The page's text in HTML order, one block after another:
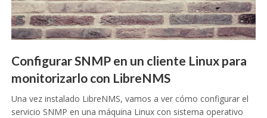
Configurar SNMP en un cliente Linux para
monitorizarlo con LibreNMS
Una vez instalado LibreNMS, vamos a ver cómo configurar el
servicio SNMP en una máquina Linux con sistema operativo